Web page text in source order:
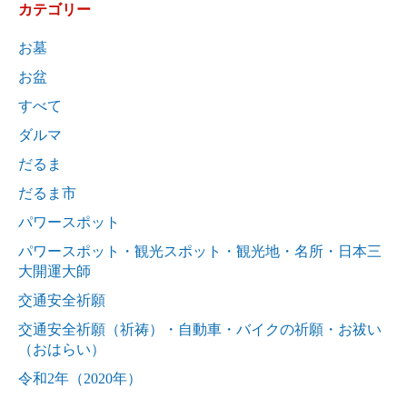
カテゴリー
お墓
お盆
すべて
ダルマ
だるま
だるま市
パワースポット
パワースポット・観光スポット・観光地・名所・日本三
大開運大師
交通安全祈願
交通安全祈願（祈祷）・自動車・バイクの祈願・お祓い
（おはらい）
令和2年（2020年）